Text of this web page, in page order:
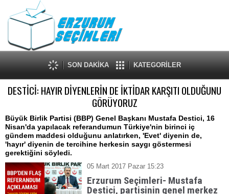
SON DAKİKA KATEGORİLER
DESTİCİ: HAYIR DİYENLERİN DE İKTİDAR KARŞITI OLDUĞUNU
GÖRÜYORUZ
Büyük Birlik Partisi (BBP) Genel Başkanı Mustafa Destici, 16
Nisan'da yapılacak referandumun Türkiye'nin birinci iç
gündem maddesi olduğunu anlatırken, 'Evet' diyenin de,
'hayır' diyenin de tercihine herkesin saygı göstermesi
gerektiğini söyledi.
05 Mart 2017 Pazar 15:23
Erzurum Seçimleri- Mustafa
Destici, partisinin genel merkez